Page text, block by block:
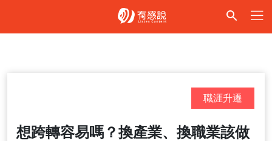
想跨轉容易嗎？換產業、換職業該做
職涯升遷